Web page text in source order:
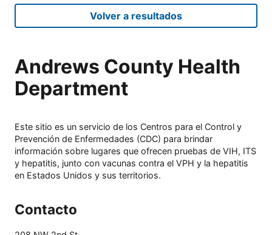
Volver a resultados
Andrews County Health
Department
Este sitio es un servicio de los Centros para el Control y
Prevención de Enfermedades (CDC) para brindar
información sobre lugares que ofrecen pruebas de VIH, ITS
y hepatitis, junto con vacunas contra el VPH y la hepatitis
en Estados Unidos y sus territorios.
Contacto